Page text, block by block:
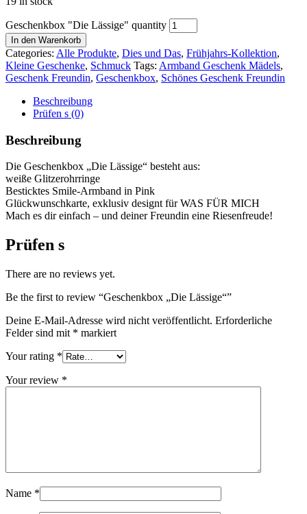
Geschenkbox "Die Lässige" quantity
In den Warenkorb
Categories: Alle Produkte, Dies und Das, Frühjahrs-Kollektion,
Kleine Geschenke, Schmuck Tags: Armband Geschenk Mädels,
Geschenk Freundin, Geschenkbox, Schönes Geschenk Freundin
Beschreibung
Prüfen s (0)
Beschreibung
Die Geschenkbox „Die Lässige“ besteht aus:
weiße Glitzerohrringe
Besticktes Smile-Armband in Pink
Glückwunschkarte, exklusiv designt für WAS FÜR MICH
Mach es dir einfach – und deiner Freundin eine Riesenfreude!
Prüfen s
There are no reviews yet.
Be the first to review “Geschenkbox „Die Lässige“”
Deine E-Mail-Adresse wird nicht veröffentlicht. Erforderliche
Felder sind mit * markiert
Your rating *
Your review *
Name *